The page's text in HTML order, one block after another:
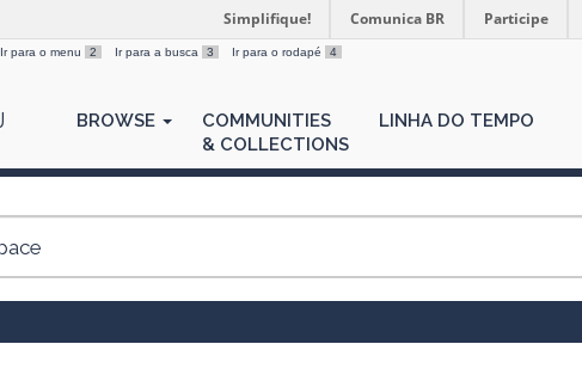
Simplifique! Comunica BR Participe
Ir para o menu 2 Ir para a busca 3 Ir para o rodapé 4
BROWSE
COMMUNITIES
& COLLECTIONS
LINHA DO TEMPO